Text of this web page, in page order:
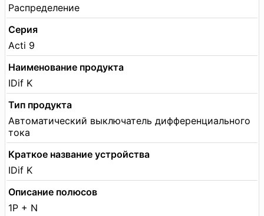
Распределение
Серия
Acti 9
Наименование продукта
IDif K
Тип продукта
Автоматический выключатель дифференциального
тока
Краткое название устройства
IDif K
Описание полюсов
1P + N